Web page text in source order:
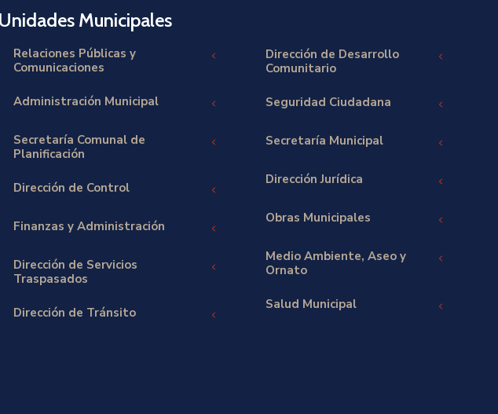
Unidades Municipales
Relaciones Públicas y
Comunicaciones
Administración Municipal
Secretaría Comunal de
Planificación
Dirección de Control
Finanzas y Administración
Dirección de Servicios
Traspasados
Dirección de Tránsito
Dirección de Desarrollo
Comunitario
Seguridad Ciudadana
Secretaría Municipal
Dirección Jurídica
Obras Municipales
Medio Ambiente, Aseo y
Ornato
Salud Municipal